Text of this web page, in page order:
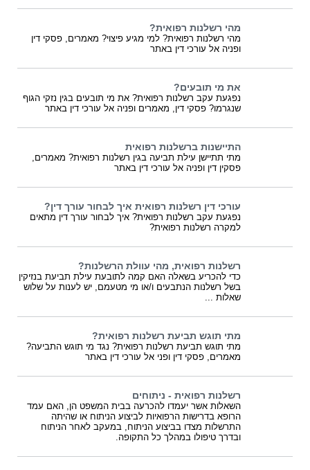
מהי רשלנות רפואית?
מהי רשלנות רפואית? למי מגיע פיצוי? מאמרים, פסקי דין
ופניה אל עורכי דין באתר
את מי תובעים?
נפגעת עקב רשלנות רפואית? את מי תובעים בגין נזקי הגוף
שנגרמו? פסקי דין, מאמרים ופניה אל עורכי דין באתר
התיישנות ברשלנות רפואית
מתי תתיישן עילת תביעה בגין רשלנות רפואית? מאמרים,
פסקין דין ופניה אל עורכי דין באתר
עורכי דין רשלנות רפואית איך לבחור עורך דין?
נפגעת עקב רשלנות רפואית? איך לבחור עורך דין מתאים
למקרה רשלנות רפואית?
רשלנות רפואית, מהי עוולת הרשלנות?
כדי להכריע בשאלה האם קמה לתובעת עילת תביעת בנזיקין
בשל רשלנות הנתבעים ו/או מי מטעמם, יש לענות על שלוש
שאלות ...
מתי תוגש תביעת רשלנות רפואית?
מתי תוגש תביעת רשלנות רפואית? נגד מי תוגש התביעה?
מאמרים, פסקי דין ופני אל עורכי דין באתר
רשלנות רפואית - ניתוחים
השאלות אשר יעמדו להכרעה בבית המשפט הן, האם עמד
הרופא בדרישות הרפואיות לביצוע הניתוח או שהיתה
התרשלות מצדו בביצוע הניתוח, במעקב לאחר הניתוח
ובדרך טיפולו במהלך כל התקופה.